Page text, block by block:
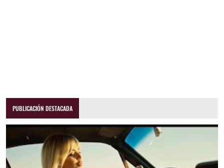
PUBLICACIÓN DESTACADA